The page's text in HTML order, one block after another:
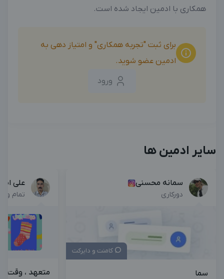
همکاری با ادمین ایجاد شده است.
برای ثبت "تجربه همکاری" و امتیاز دهی به
ادمین عضو شوید.
ورود
سایر ادمین ها
سمانه محسنی
دورکاری
کامنت و دایرکت
سما
علی
تمام
متعهد ، وقت